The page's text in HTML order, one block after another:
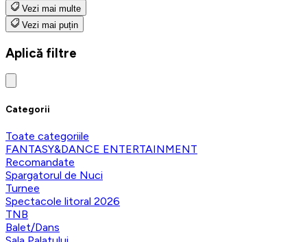
Vezi mai multe
Vezi mai puțin
Aplică filtre
Categorii
Toate categoriile
FANTASY&DANCE ENTERTAINMENT
Recomandate
Spargatorul de Nuci
Turnee
Spectacole litoral 2026
TNB
Balet/Dans